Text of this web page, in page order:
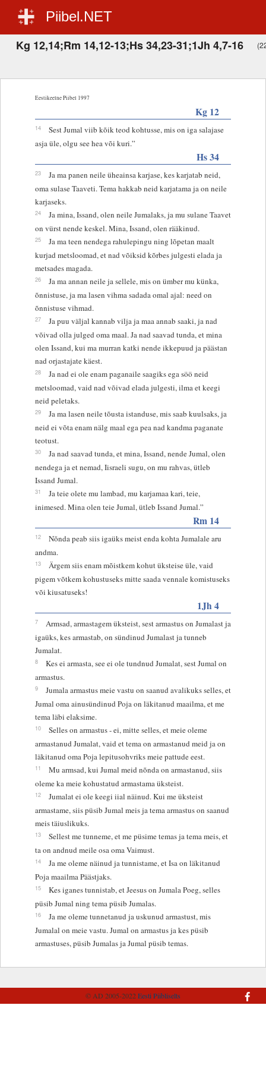
Piibel.NET
Kg 12,14;Rm 14,12-13;Hs 34,23-31;1Jh 4,7-16
Eestikeelne Piibel 1997
Kg 12
14
Sest Jumal viib kõik teod kohtusse, mis on iga salajase
asja üle, olgu see hea või kuri.”
Hs 34
23
Ja ma panen neile üheainsa karjase, kes karjatab neid,
oma sulase Taaveti. Tema hakkab neid karjatama ja on neile
karjaseks.
24
Ja mina, Issand, olen neile Jumalaks, ja mu sulane Taavet
on vürst nende keskel. Mina, Issand, olen rääkinud.
25
Ja ma teen nendega rahulepingu ning lõpetan maalt
kurjad metsloomad, et nad võiksid kõrbes julgesti elada ja
metsades magada.
26
Ja ma annan neile ja sellele, mis on ümber mu künka,
õnnistuse, ja ma lasen vihma sadada omal ajal: need on
õnnistuse vihmad.
27
Ja puu väljal kannab vilja ja maa annab saaki, ja nad
võivad olla julged oma maal. Ja nad saavad tunda, et mina
olen Issand, kui ma murran katki nende ikkepuud ja päästan
nad orjastajate käest.
28
Ja nad ei ole enam paganaile saagiks ega söö neid
metsloomad, vaid nad võivad elada julgesti, ilma et keegi
neid peletaks.
29
Ja ma lasen neile tõusta istanduse, mis saab kuulsaks, ja
neid ei võta enam nälg maal ega pea nad kandma paganate
teotust.
30
Ja nad saavad tunda, et mina, Issand, nende Jumal, olen
nendega ja et nemad, Iisraeli sugu, on mu rahvas, ütleb
Issand Jumal.
31
Ja teie olete mu lambad, mu karjamaa kari, teie,
inimesed. Mina olen teie Jumal, ütleb Issand Jumal.”
Rm 14
12
Nõnda peab siis igaüks meist enda kohta Jumalale aru
andma.
13
Ärgem siis enam mõistkem kohut üksteise üle, vaid
pigem võtkem kohustuseks mitte saada vennale komistuseks
või kiusatuseks!
1Jh 4
7
Armsad, armastagem üksteist, sest armastus on Jumalast ja
igaüks, kes armastab, on sündinud Jumalast ja tunneb
Jumalat.
8
Kes ei armasta, see ei ole tundnud Jumalat, sest Jumal on
armastus.
9
Jumala armastus meie vastu on saanud avalikuks selles, et
Jumal oma ainusündinud Poja on läkitanud maailma, et me
tema läbi elaksime.
10
Selles on armastus - ei, mitte selles, et meie oleme
armastanud Jumalat, vaid et tema on armastanud meid ja on
läkitanud oma Poja lepitusohvriks meie pattude eest.
11
Mu armsad, kui Jumal meid nõnda on armastanud, siis
oleme ka meie kohustatud armastama üksteist.
12
Jumalat ei ole keegi iial näinud. Kui me üksteist
armastame, siis püsib Jumal meis ja tema armastus on saanud
meis täiuslikuks.
13
Sellest me tunneme, et me püsime temas ja tema meis, et
ta on andnud meile osa oma Vaimust.
14
Ja me oleme näinud ja tunnistame, et Isa on läkitanud
Poja maailma Päästjaks.
15
Kes iganes tunnistab, et Jeesus on Jumala Poeg, selles
püsib Jumal ning tema püsib Jumalas.
16
Ja me oleme tunnetanud ja uskunud armastust, mis
Jumalal on meie vastu. Jumal on armastus ja kes püsib
armastuses, püsib Jumalas ja Jumal püsib temas.
© AD 2005-2022Eesti Piibliselts